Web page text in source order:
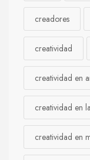
creadores
creatividad
creatividad en
creatividad en
creatividad en